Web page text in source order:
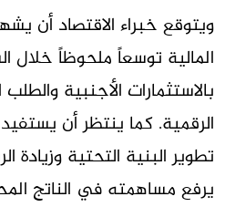
ويتوقع خبراء الاقتصاد أن
المالية توسعاً ملحوظاً خلال
بالاستثمارات الأجنبية
الرقمية. كما ينتظر أن
تطوير البنية التحتية وزيادة
يرفع مساهمته في الناتج